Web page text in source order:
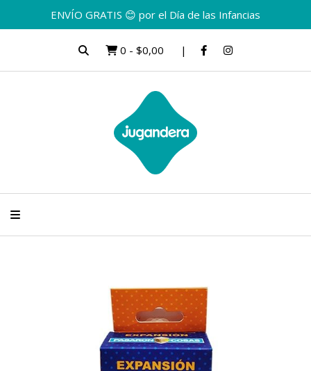
ENVÍO GRATIS 😊 por el Día de las Infancias
0 - $0,00